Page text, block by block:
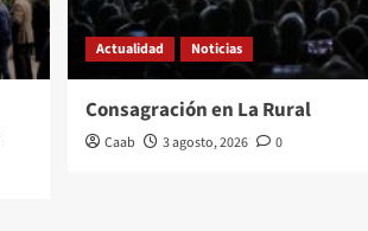
Actualidad Noticias
Consagración en La Rural
Caab 3 agosto, 2026 0